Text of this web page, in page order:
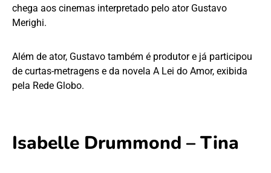
chega aos cinemas interpretado pelo ator Gustavo
Merighi.
Além de ator, Gustavo também é produtor e já participou
de curtas-metragens e da novela A Lei do Amor, exibida
pela Rede Globo.
Isabelle Drummond – Tina